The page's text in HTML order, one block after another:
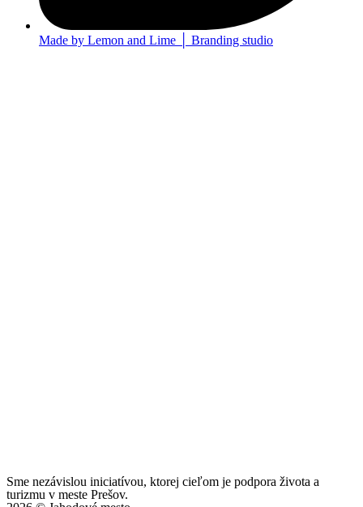
Made by Lemon and Lime │ Branding studio
Sme nezávislou iniciatívou, ktorej cieľom je podpora života a
turizmu v meste Prešov.